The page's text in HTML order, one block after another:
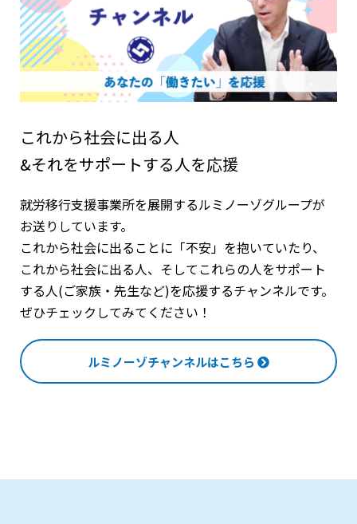
これから社会に出る人
&それをサポートする人を応援
就労移行支援事業所を展開するルミノーゾグループが
お送りしています。
これから社会に出ることに「不安」を抱いていたり、
これから社会に出る人、そしてこれらの人をサポート
する人(ご家族・先生など)を応援するチャンネルです。
ぜひチェックしてみてください！
ルミノーゾチャンネルはこちら